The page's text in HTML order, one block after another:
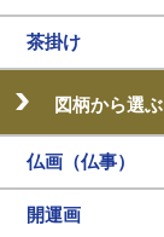
茶掛け
図柄から選ぶ
仏画（仏事）
開運画